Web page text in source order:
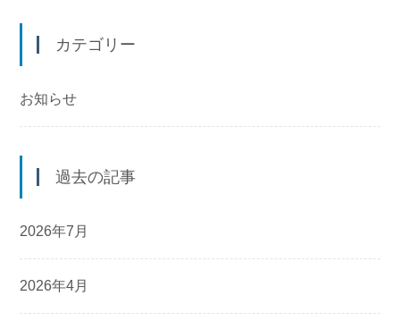
カテゴリー
お知らせ
過去の記事
2026年7月
2026年4月